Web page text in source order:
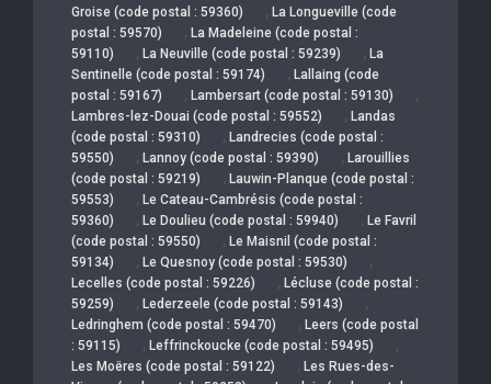
Groise (code postal : 59360)
, La Longueville (code
postal : 59570)
, La Madeleine (code postal :
59110)
, La Neuville (code postal : 59239) , La
Sentinelle (code postal : 59174)
, Lallaing (code
postal : 59167)
, Lambersart (code postal : 59130) ,
Lambres-lez-Douai (code postal : 59552) , Landas
(code postal : 59310)
, Landrecies (code postal :
59550)
, Lannoy (code postal : 59390) , Larouillies
(code postal : 59219)
, Lauwin-Planque (code postal :
59553)
, Le Cateau-Cambrésis (code postal :
59360)
, Le Doulieu (code postal : 59940) , Le Favril
(code postal : 59550)
, Le Maisnil (code postal :
59134)
, Le Quesnoy (code postal : 59530) ,
Lecelles (code postal : 59226) , Lécluse (code postal :
59259)
, Lederzeele (code postal : 59143) ,
Ledringhem (code postal : 59470) , Leers (code postal
: 59115)
, Leffrinckoucke (code postal : 59495) ,
Les Moëres (code postal : 59122) , Les Rues-des-